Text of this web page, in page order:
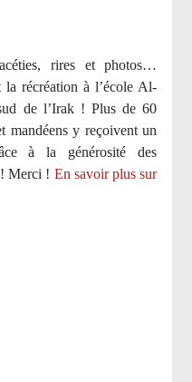
rires et photos…
la récréation à l’école Al-
de l’Irak ! Plus de 60
mandéens y reçoivent un
à la générosité des
Merci ! En savoir plus sur